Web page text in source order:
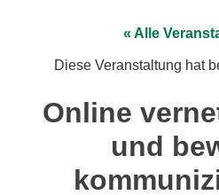
« Alle
Diese Veranstaltung hat
Online
und